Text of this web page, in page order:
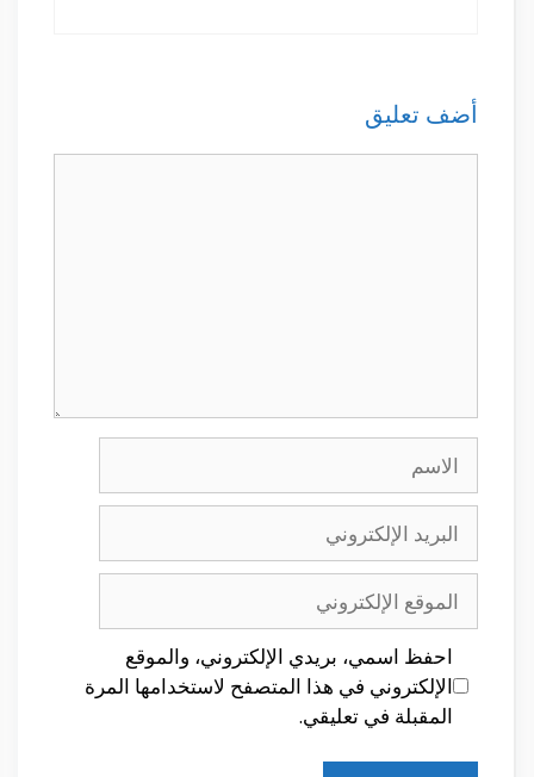
أضف تعليق
الاسم
البريد
الإلكتروني
الموقع
الإلكتروني
احفظ اسمي، بريدي الإلكتروني، والموقع
الإلكتروني في هذا المتصفح لاستخدامها المرة
المقبلة في تعليقي.